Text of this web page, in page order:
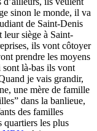
sinon le monde, il va
de Saint-Denis
leur siège à Saint-
ils vont côtoyer
prendre les moyens
sont là-bas ils vont
je vais grandir,
une mère de famille
dans la banlieue,
des familles
quartiers les plus